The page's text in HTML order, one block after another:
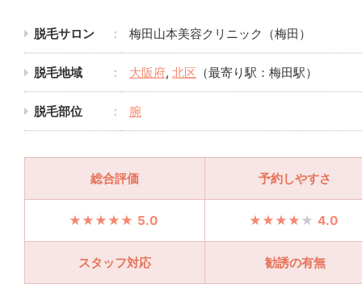
脱毛サロン 梅田山本美容クリニック（梅田）
脱毛地域 大阪府, 北区 （最寄り駅：梅田駅）
脱毛部位 腕
総合評価 予約しやすさ
5.0 4.0
スタッフ対応 勧誘の有無